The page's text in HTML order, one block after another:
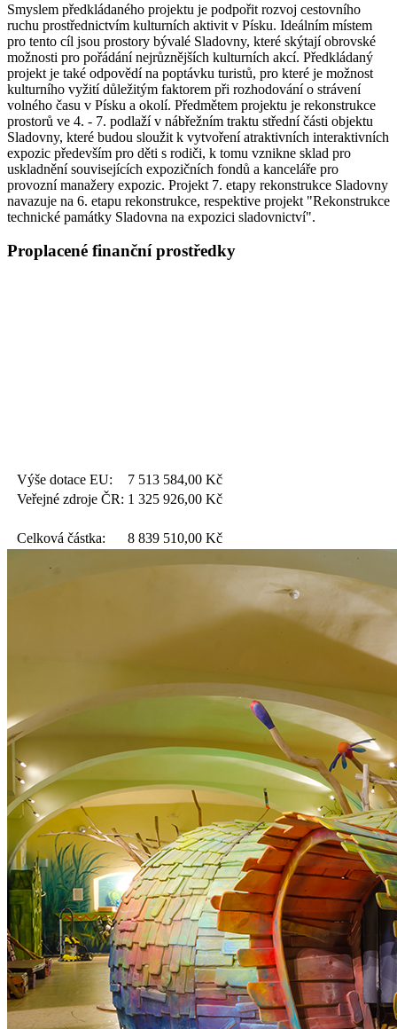
Smyslem předkládaného projektu je podpořit rozvoj cestovního
ruchu prostřednictvím kulturních aktivit v Písku. Ideálním místem
pro tento cíl jsou prostory bývalé Sladovny, které skýtají obrovské
možnosti pro pořádání nejrůznějších kulturních akcí. Předkládaný
projekt je také odpovědí na poptávku turistů, pro které je možnost
kulturního vyžití důležitým faktorem při rozhodování o strávení
volného času v Písku a okolí. Předmětem projektu je rekonstrukce
prostorů ve 4. - 7. podlaží v nábřežním traktu střední části objektu
Sladovny, které budou sloužit k vytvoření atraktivních interaktivních
expozic především pro děti s rodiči, k tomu vznikne sklad pro
uskladnění souvisejících expozičních fondů a kanceláře pro
provozní manažery expozic. Projekt 7. etapy rekonstrukce Sladovny
navazuje na 6. etapu rekonstrukce, respektive projekt "Rekonstrukce
technické památky Sladovna na expozici sladovnictví".
Proplacené finanční prostředky
Výše dotace EU: 7 513 584,00 Kč
Veřejné zdroje ČR: 1 325 926,00 Kč
Celková částka: 8 839 510,00 Kč